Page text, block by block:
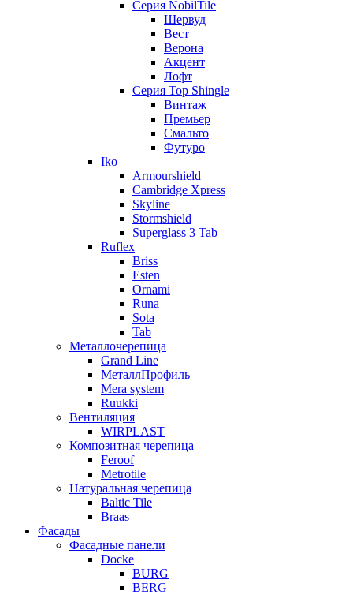
Серия NobilTile
Шервуд
Вест
Верона
Акцент
Лофт
Серия Top Shingle
Винтаж
Премьер
Смальто
Футуро
Iko
Armourshield
Cambridge Xpress
Skyline
Stormshield
Superglass 3 Tab
Ruflex
Briss
Esten
Ornami
Runa
Sota
Tab
Металлочерепица
Grand Line
МеталлПрофиль
Mera system
Ruukki
Вентиляция
WIRPLAST
Композитная черепица
Feroof
Metrotile
Натуральная черепица
Baltic Tile
Braas
Фасады
Фасадные панели
Docke
BURG
BERG